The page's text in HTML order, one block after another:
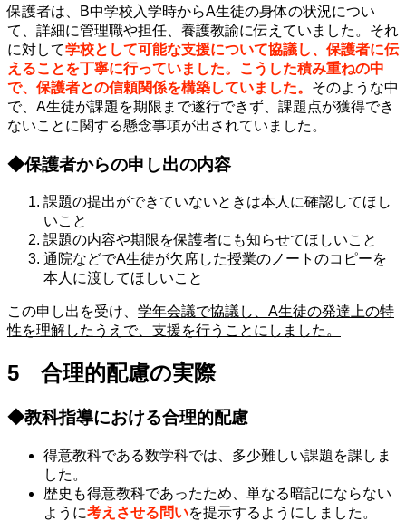
保護者は、B中学校入学時からA生徒の身体の状況につい
て、詳細に管理職や担任、養護教諭に伝えていました。それ
に対して学校として可能な支援について協議し、保護者に伝
えることを丁寧に行っていました。こうした積み重ねの中
で、保護者との信頼関係を構築していました。 そのような中
で、A生徒が課題を期限まで遂行できず、課題点が獲得でき
ないことに関する懸念事項が出されていました。
◆保護者からの申し出の内容
課題の提出ができていないときは本人に確認してほし
いこと
課題の内容や期限を保護者にも知らせてほしいこと
通院などでA生徒が欠席した授業のノートのコピーを
本人に渡してほしいこと
この申し出を受け、 学年会議で協議し、A生徒の発達上の特
性を理解したうえで、支援を行うことにしました。
5 合理的配慮の実際
◆教科指導における合理的配慮
得意教科である数学科では、多少難しい課題を課しま
した。
歴史も得意教科であったため、単なる暗記にならない
ように考えさせる問いを提示するようにしました。